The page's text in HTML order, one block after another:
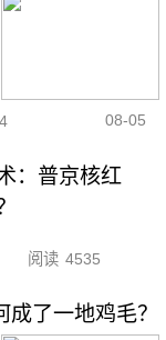
08-05
：普京核红
阅读 4535
了一地鸡毛？